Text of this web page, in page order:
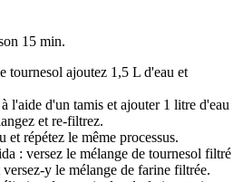
15 min.
tournesol ajoutez 1,5 L d'eau et
l'aide d'un tamis et ajouter 1 litre d'eau
et re-filtrez.
et répétez le même processus.
: versez le mélange de tournesol filtré
versez-y le mélange de farine filtrée.